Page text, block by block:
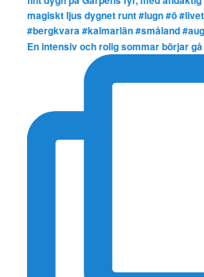
En intensiv och rolig sommar börjar